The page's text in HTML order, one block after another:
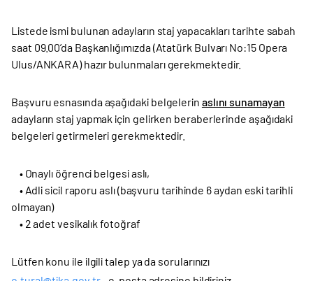
Listede ismi bulunan adayların staj yapacakları tarihte sabah
saat 09.00’da Başkanlığımızda (Atatürk Bulvarı No:15 Opera
Ulus/ANKARA) hazır bulunmaları gerekmektedir.
Başvuru esnasında aşağıdaki belgelerin aslını sunamayan
adayların staj yapmak için gelirken beraberlerinde aşağıdaki
belgeleri getirmeleri gerekmektedir.
• Onaylı öğrenci belgesi aslı,
• Adli sicil raporu aslı (başvuru tarihinde 6 aydan eski tarihli
olmayan)
• 2 adet vesikalık fotoğraf
Lütfen konu ile ilgili talep ya da sorularınızı